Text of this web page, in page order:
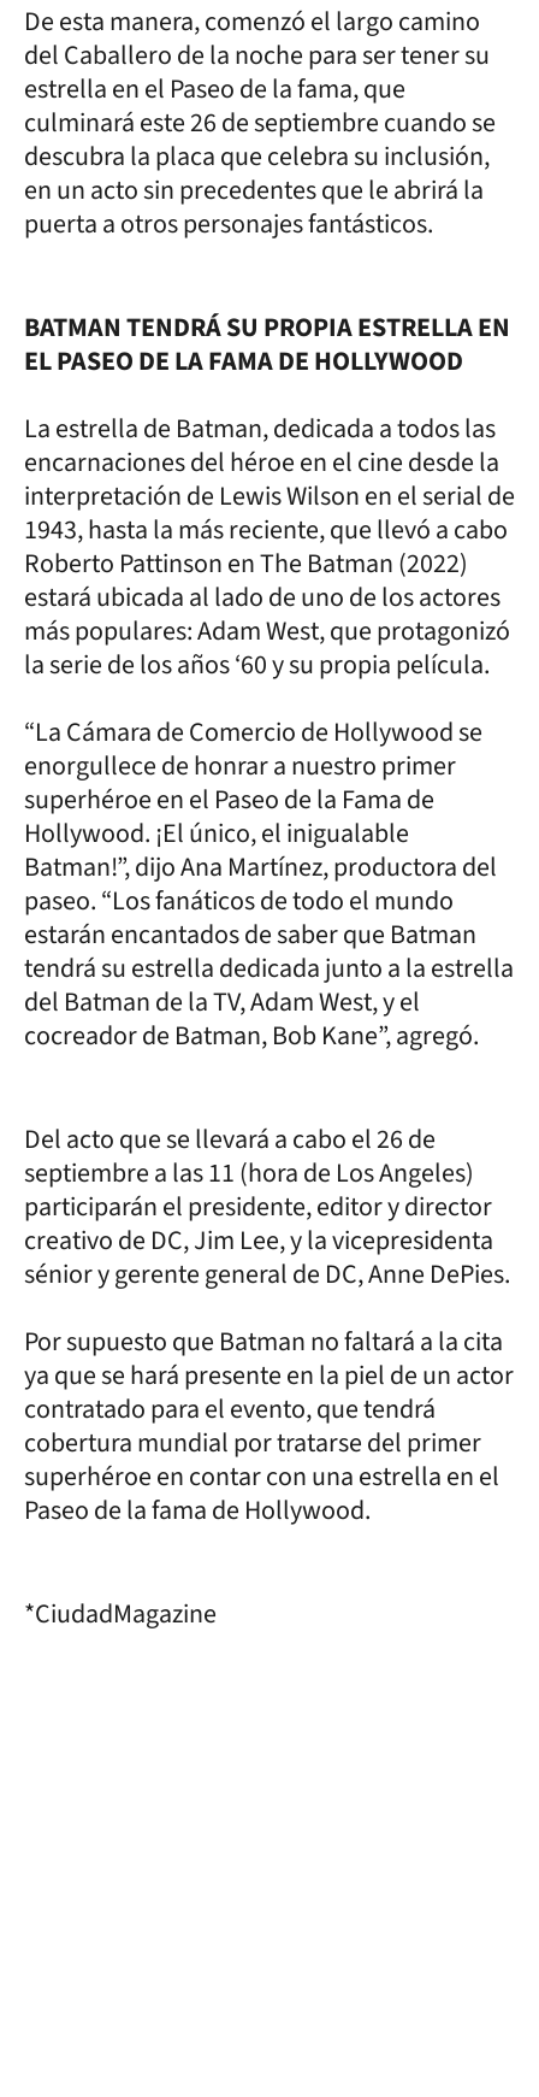
De esta manera, comenzó el largo camino
del Caballero de la noche para ser tener su
estrella en el Paseo de la fama, que
culminará este 26 de septiembre cuando se
descubra la placa que celebra su inclusión,
en un acto sin precedentes que le abrirá la
puerta a otros personajes fantásticos.
BATMAN TENDRÁ SU PROPIA ESTRELLA EN
EL PASEO DE LA FAMA DE HOLLYWOOD
La estrella de Batman, dedicada a todos las
encarnaciones del héroe en el cine desde la
interpretación de Lewis Wilson en el serial de
1943, hasta la más reciente, que llevó a cabo
Roberto Pattinson en The Batman (2022)
estará ubicada al lado de uno de los actores
más populares: Adam West, que protagonizó
la serie de los años ‘60 y su propia película.
“La Cámara de Comercio de Hollywood se
enorgullece de honrar a nuestro primer
superhéroe en el Paseo de la Fama de
Hollywood. ¡El único, el inigualable
Batman!”, dijo Ana Martínez, productora del
paseo. “Los fanáticos de todo el mundo
estarán encantados de saber que Batman
tendrá su estrella dedicada junto a la estrella
del Batman de la TV, Adam West, y el
cocreador de Batman, Bob Kane”, agregó.
Del acto que se llevará a cabo el 26 de
septiembre a las 11 (hora de Los Angeles)
participarán el presidente, editor y director
creativo de DC, Jim Lee, y la vicepresidenta
sénior y gerente general de DC, Anne DePies.
Por supuesto que Batman no faltará a la cita
ya que se hará presente en la piel de un actor
contratado para el evento, que tendrá
cobertura mundial por tratarse del primer
superhéroe en contar con una estrella en el
Paseo de la fama de Hollywood.
*CiudadMagazine